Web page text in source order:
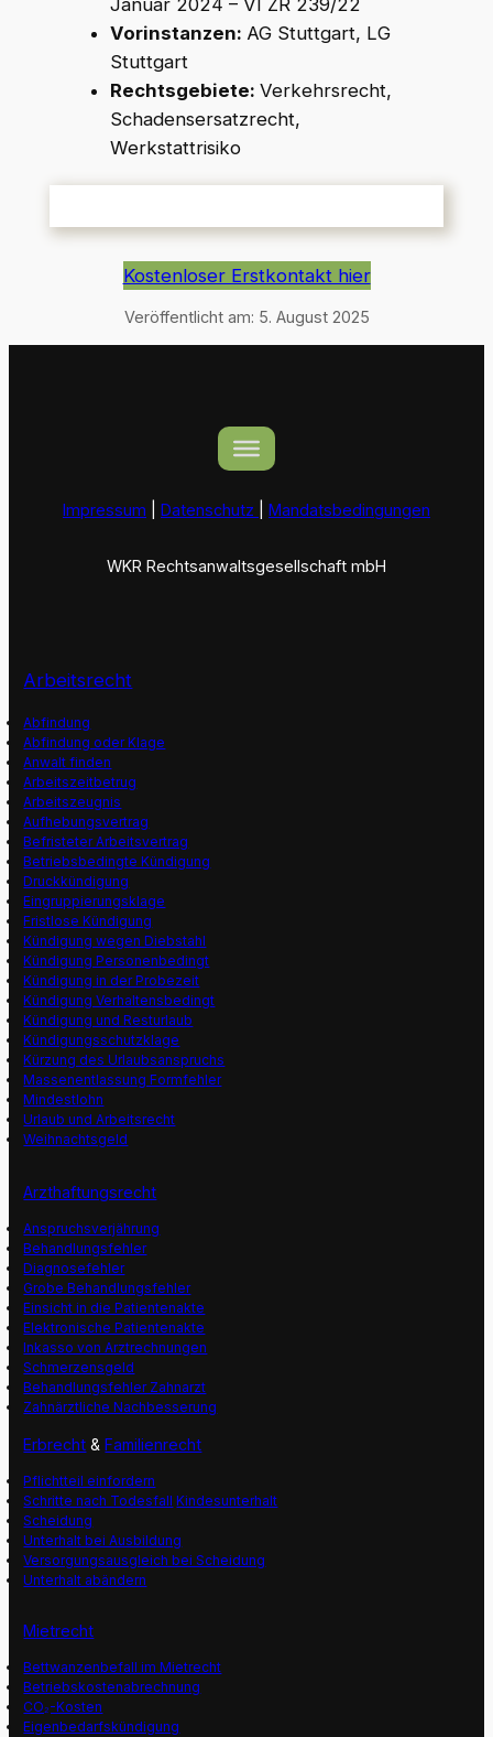
Vorinstanzen: AG Stuttgart, LG
Stuttgart
Rechtsgebiete: Verkehrsrecht,
Schadensersatzrecht,
Werkstattrisiko
Kostenloser Erstkontakt hier
Veröffentlicht am: 5. August 2025
Impressum Datenschutz Mandatsbedingungen
WKR Rechtsanwaltsgesellschaft mbH
Arbeitsrecht
Abfindung
Abfindung oder Klage
Anwalt finden
Arbeitszeitbetrug
Arbeitszeugnis
Aufhebungsvertrag
Befristeter Arbeitsvertrag
Betriebsbedingte Kündigung
Druckkündigung
Eingruppierungsklage
Fristlose Kündigung
Kündigung wegen Diebstahl
Kündigung Personenbedingt
Kündigung in der Probezeit
Kündigung Verhaltensbedingt
Kündigung und Resturlaub
Kündigungsschutzklage
Kürzung des Urlaubsanspruchs
Massenentlassung Formfehler
Mindestlohn
Urlaub und Arbeitsrecht
Weihnachtsgeld
Arzthaftungsrecht
Anspruchsverjährung
Behandlungsfehler
Diagnosefehler
Grobe Behandlungsfehler
Einsicht in die Patientenakte
Elektronische Patientenakte
Inkasso von Arztrechnungen
Schmerzensgeld
Behandlungsfehler Zahnarzt
Zahnärztliche Nachbesserung
Erbrecht &Familienrecht
Pflichtteil einfordern
Schritte nach Todesfall Kindesunterhalt
Scheidung
Unterhalt bei Ausbildung
Versorgungsausgleich bei Scheidung
Unterhalt abändern
Mietrecht
Bettwanzenbefall im Mietrecht
Betriebskostenabrechnung
CO₂-Kosten
Eigenbedarfskündigung